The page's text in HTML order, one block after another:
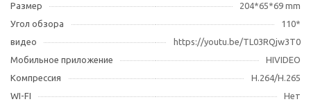
Размер
204*65*69 mm
Угол обзора
110*
видео
https://youtu.be/TL03RQjw3T0
Мобильное приложение
HIVIDEO
Компрессия
H.264/H.265
WI-FI
Нет